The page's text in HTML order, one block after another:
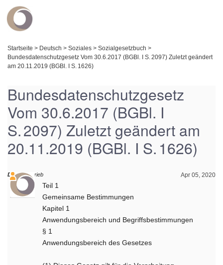
Startseite > Deutsch > Soziales > Sozialgesetzbuch>
Bundesdatenschutzgesetz Vom 30.6.2017 (BGBl. I S. 2097) Zuletzt geändert
am 20.11.2019 (BGBl. I S. 1626)
Bundesdatenschutzgesetz
Vom 30.6.2017 (BGBl. I
S. 2097) Zuletzt geändert am
20.11.2019 (BGBl. I S. 1626)
Apr 05, 2020
Daniel schrieb
Teil 1
Gemeinsame Bestimmungen
Kapitel 1
Anwendungsbereich und Begriffsbestimmungen
§ 1
Anwendungsbereich des Gesetzes